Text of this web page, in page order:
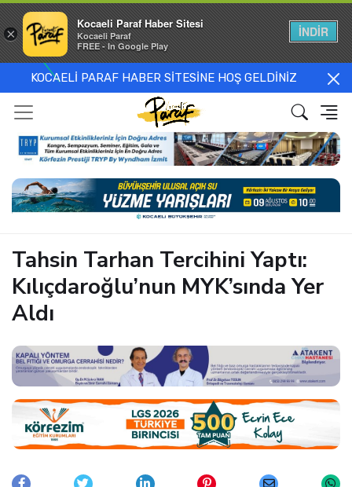
KOCAELİ PARAF HABER SİTESİNE HOŞ GELDİNİZ
Tahsin Tarhan Tercihini Yaptı:
Kılıçdaroğlu’nun MYK’sında Yer
Aldı
×
Kocaeli Paraf Haber Sitesi
Kocaeli Paraf
FREE - In Google Play
İNDİR